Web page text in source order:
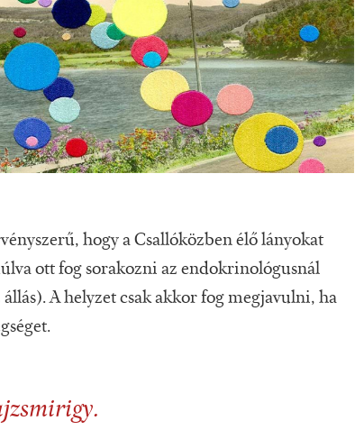
hogy a Csallóközben élő lányokat
ott fog sorakozni az endokrinológusnál
A helyzet csak akkor fog megjavulni, ha